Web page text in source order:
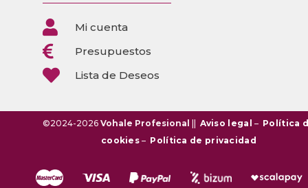
 Mi cuenta
 Presupuestos
 Lista de Deseos
©2024-2026 Vohale Profesional Aviso legal – Política
cookies– Política de privacidad